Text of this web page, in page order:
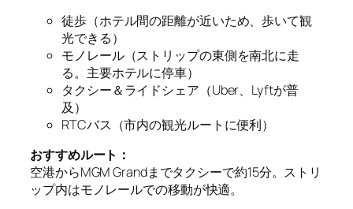
徒歩（ホテル間の距離が近いため、歩いて観
光できる）
モノレール（ストリップの東側を南北に走
る。主要ホテルに停車）
タクシー＆ライドシェア（Uber、Lyftが普
及）
RTCバス（市内の観光ルートに便利）
おすすめルート：
空港からMGM Grandまでタクシーで約15分。ストリ
ップ内はモノレールでの移動が快適。